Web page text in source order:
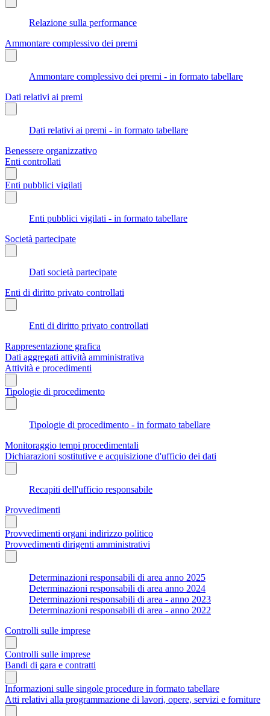
Relazione sulla performance
Ammontare complessivo dei premi
Ammontare complessivo dei premi - in formato tabellare
Dati relativi ai premi
Dati relativi ai premi - in formato tabellare
Benessere organizzativo
Enti controllati
Enti pubblici vigilati
Enti pubblici vigilati - in formato tabellare
Società partecipate
Dati società partecipate
Enti di diritto privato controllati
Enti di diritto privato controllati
Rappresentazione grafica
Dati aggregati attività amministrativa
Attività e procedimenti
Tipologie di procedimento
Tipologie di procedimento - in formato tabellare
Monitoraggio tempi procedimentali
Dichiarazioni sostitutive e acquisizione d'ufficio dei dati
Recapiti dell'ufficio responsabile
Provvedimenti
Provvedimenti organi indirizzo politico
Provvedimenti dirigenti amministrativi
Determinazioni responsabili di area anno 2025
Determinazioni responsabili di area anno 2024
Determinazioni responsabili di area - anno 2023
Determinazioni responsabili di area - anno 2022
Controlli sulle imprese
Controlli sulle imprese
Bandi di gara e contratti
Informazioni sulle singole procedure in formato tabellare
Atti relativi alla programmazione di lavori, opere, servizi e forniture